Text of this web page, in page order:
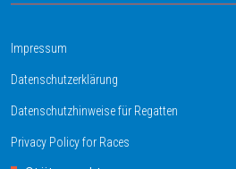
Impressum
Datenschutzerklärung
Datenschutzhinweise für Regatten
Privacy Policy for Races